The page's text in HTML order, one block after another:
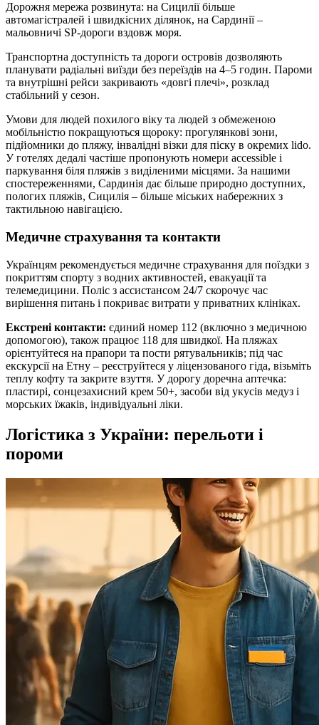
Дорожня мережа розвинута: на Сицилії більше
автомагістралей і швидкісних ділянок, на Сардинії –
мальовничі SP-дороги вздовж моря.
Транспортна доступність та дороги островів дозволяють
планувати радіальні виїзди без переїздів на 4–5 годин. Пароми
та внутрішні рейси закривають «довгі плечі», розклад
стабільний у сезон.
Умови для людей похилого віку та людей з обмеженою
мобільністю покращуються щороку: прогулянкові зони,
підйомники до пляжу, інвалідні візки для піску в окремих lido.
У готелях дедалі частіше пропонують номери accessible і
паркування біля пляжів з виділеними місцями. За нашими
спостереженнями, Сардинія дає більше природно доступних,
пологих пляжів, Сицилія – більше міських набережних з
тактильною навігацією.
Медичне страхування та контакти
Українцям рекомендується медичне страхування для поїздки з
покриттям спорту з водних активностей, евакуації та
телемедицини. Поліс з ассистансом 24/7 скорочує час
вирішення питань і покриває витрати у приватних клініках.
Екстрені контакти: єдиний номер 112 (включно з медичною
допомогою), також працює 118 для швидкої. На пляжах
орієнтуйтеся на прапори та пости рятувальників; під час
екскурсії на Етну – реєструйтеся у ліцензованого гіда, візьміть
теплу кофту та закрите взуття. У дорогу доречна аптечка:
пластирі, сонцезахисний крем 50+, засоби від укусів медуз і
морських їжаків, індивідуальні ліки.
Логістика з України: перельоти і
пороми